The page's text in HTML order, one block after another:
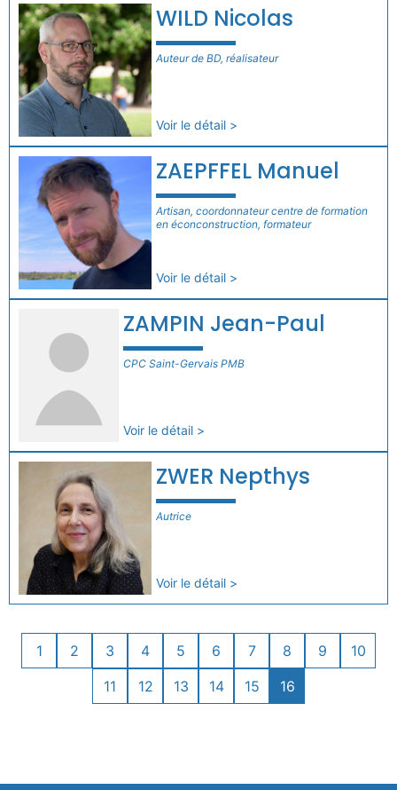
WILD Nicolas
Auteur de BD, réalisateur
Voir le détail >
ZAEPFFEL Manuel
Artisan, coordonnateur centre de formation
en éconconstruction, formateur
Voir le détail >
ZAMPIN Jean-Paul
CPC Saint-Gervais PMB
Voir le détail >
ZWER Nepthys
Autrice
Voir le détail >
1 2 3 4 5 6 7 8 9
10
11
12 13 14 15 16